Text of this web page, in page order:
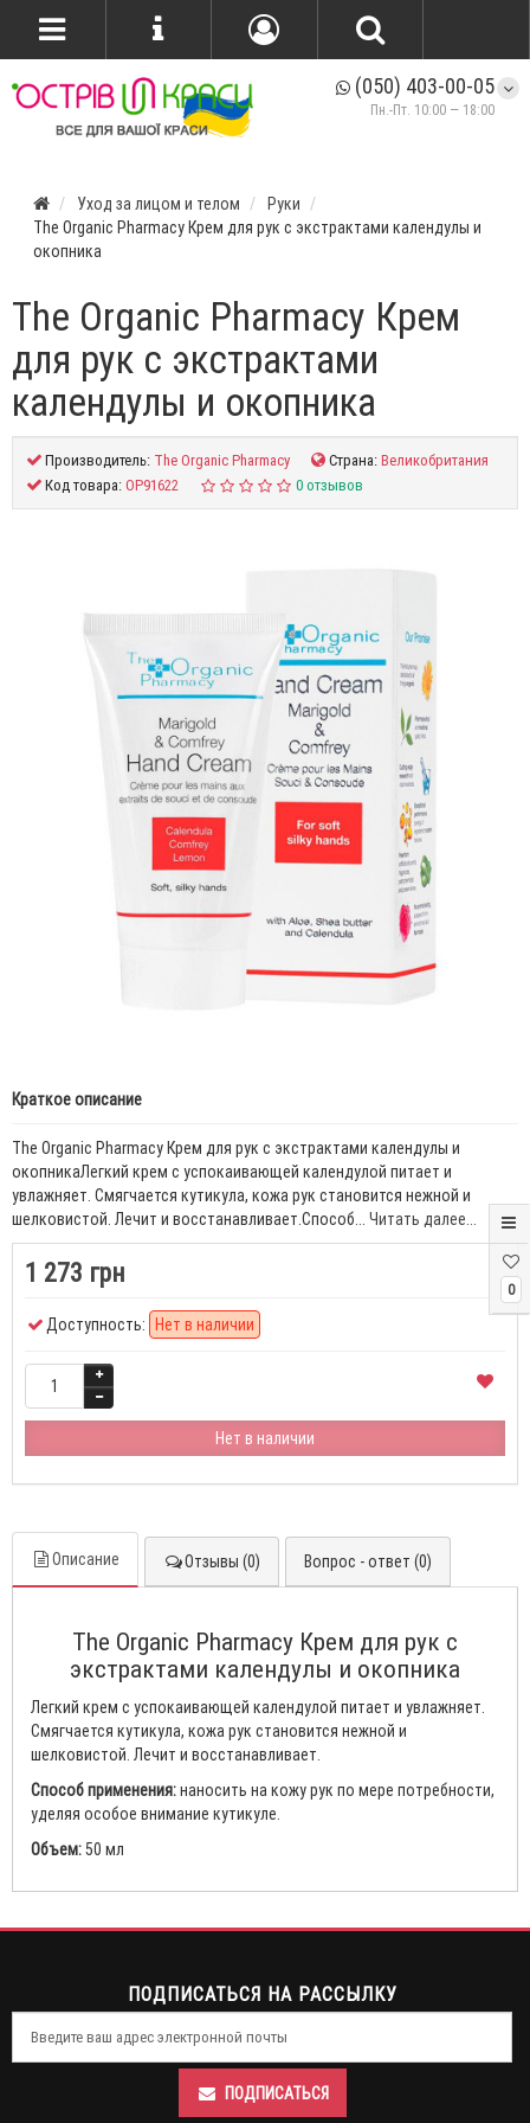
0
(050) 403-00-05
Пн.-Пт. 10:00 — 18:00
Уход за лицом и телом
Руки
The Organic Pharmacy Крем для рук с экстрактами календулы и
окопника
The Organic Pharmacy Крем
для рук с экстрактами
календулы и окопника
Производитель: The Organic Pharmacy Страна:Великобритания
Код товара:OP91622 0 отзывов
Краткое описание
The Organic Pharmacy Крем для рук с экстрактами календулы и
окопникаЛегкий крем с успокаивающей календулой питает и
увлажняет. Смягчается кутикула, кожа рук становится нежной и
шелковистой. Лечит и восстанавливает.Способ... Читать далее...
1 273 грн
Доступность: Нет в наличии
Нет в наличии
Описание Отзывы (0) Вопрос - ответ (0)
The Organic Pharmacy Крем для рук с
экстрактами календулы и окопника
Легкий крем с успокаивающей календулой питает и увлажняет.
Смягчается кутикула, кожа рук становится нежной и
шелковистой. Лечит и восстанавливает.
Способ применения:наносить на кожу рук по мере потребности,
уделяя особое внимание кутикуле.
Объем:50 мл
ПОДПИСАТЬСЯ НА РАССЫЛКУ
ПОДПИСАТЬСЯ